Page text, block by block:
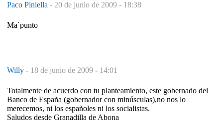
Paco Piniella - 20 de junio de 2009 - 18:38
Ma´punto
Willy - 18 de junio de 2009 - 14:01
Totalmente de acuerdo con tu planteamiento, este gobernado del
Banco de España (gobernador con minúsculas),no nos lo
merecemos, ni los españoles ni los socialistas.
Saludos desde Granadilla de Abona